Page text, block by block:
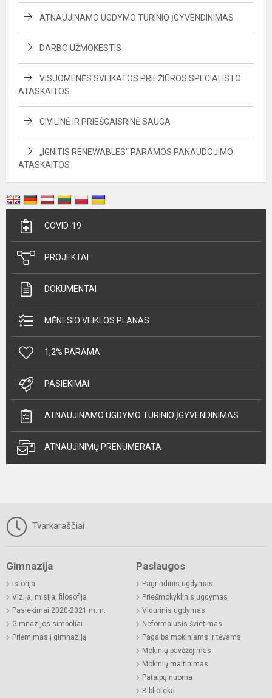
ATNAUJINAMO UGDYMO TURINIO ĮGYVENDINIMAS
DARBO UŽMOKESTIS
VISUOMENĖS SVEIKATOS PRIEŽIŪROS SPECIALISTO
ATASKAITOS
CIVILINĖ IR PRIEŠGAISRINĖ SAUGA
„IGNITIS RENEWABLES“ PARAMOS PANAUDOJIMO
ATASKAITOS
COVID-19
PROJEKTAI
DOKUMENTAI
MĖNESIO VEIKLOS PLANAS
1,2% PARAMA
PASIEKIMAI
ATNAUJINAMO UGDYMO TURINIO ĮGYVENDINIMAS
ATNAUJINIMŲ PRENUMERATA
Tvarkaraščiai
Gimnazija
Istorija
Vizija, misija, filosofija
Pasiekimai 2020-2021 m.m.
Gimnazijos simboliai
Priėmimas į gimnaziją
Paslaugos
Pagrindinis ugdymas
Priešmokyklinis ugdymas
Vidurinis ugdymas
Neformalusis švietimas
Pagalba mokiniams ir tėvams
Mokinių pavėžėjimas
Mokinių maitinimas
Patalpų nuoma
Biblioteka